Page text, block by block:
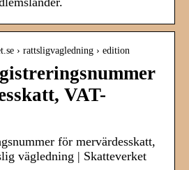
› rattsligvagledning › edition
VAT-
för mervärdesskatt,
vägledning | Skatteverket